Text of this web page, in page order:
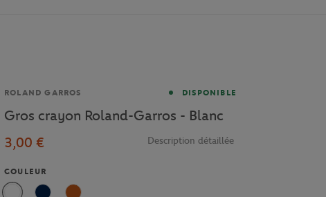
Marque
ROLAND GARROS DISPONIBLE
Gros crayon Roland-Garros - Blanc
3,00 €
Description détaillée
COULEUR